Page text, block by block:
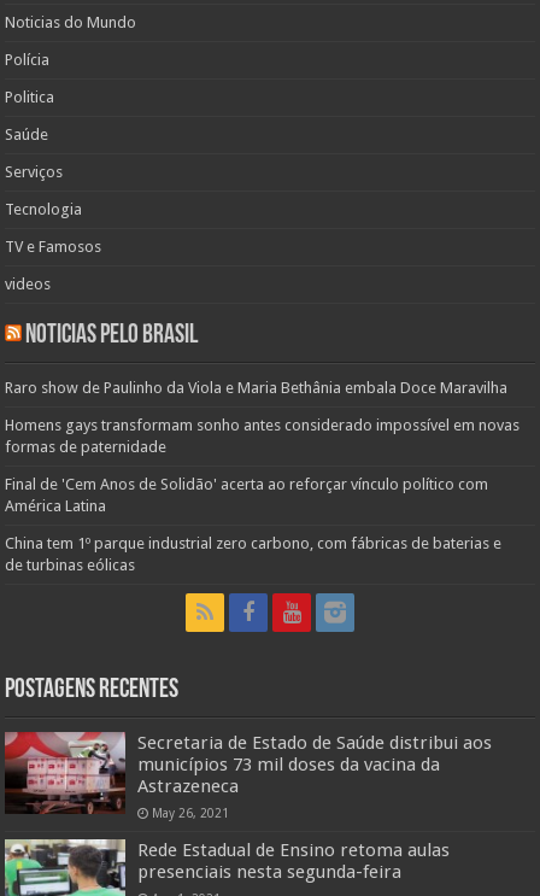
Noticias do Mundo
Polícia
Politica
Saúde
Serviços
Tecnologia
TV e Famosos
videos
Noticias pelo Brasil
Raro show de Paulinho da Viola e Maria Bethânia embala Doce Maravilha
Homens gays transformam sonho antes considerado impossível em novas
formas de paternidade
Final de 'Cem Anos de Solidão' acerta ao reforçar vínculo político com
América Latina
China tem 1º parque industrial zero carbono, com fábricas de baterias e
de turbinas eólicas
Postagens Recentes
Secretaria de Estado de Saúde distribui aos
municípios 73 mil doses da vacina da
Astrazeneca
May 26, 2021
Rede Estadual de Ensino retoma aulas
presenciais nesta segunda-feira